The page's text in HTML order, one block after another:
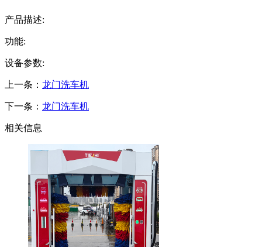
产品描述:
功能:
设备参数:
上一条： 龙门洗车机
下一条： 龙门洗车机
相关信息